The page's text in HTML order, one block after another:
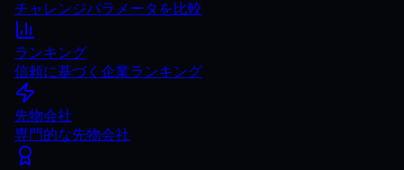
チャレンジパラメータを比較
ランキング
信頼に基づく企業ランキング
先物会社
専門的な先物会社